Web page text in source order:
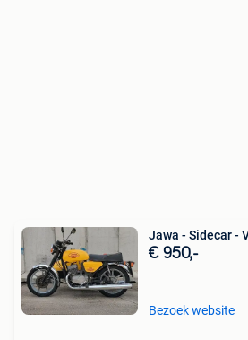
Jawa - Sidecar -
€ 950,-
Bezoek website